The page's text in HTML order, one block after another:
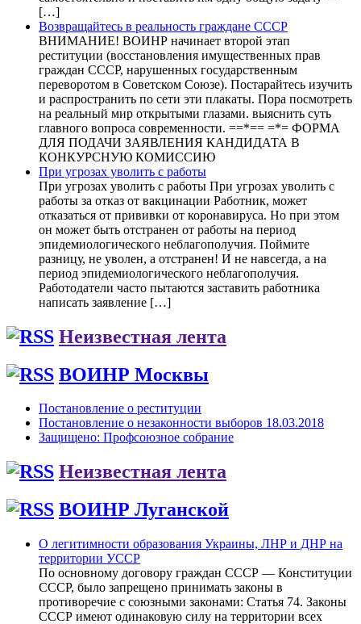
[…]
Возвращайтесь в реальность граждане СССР
ВНИМАНИЕ! ВОИНР начинает второй этап
реституции (восстановления имущественных прав
граждан СССР, нарушенных государственным
переворотом в Советском Союзе). Постарайтесь изучить
и распространить по сети эти плакаты. Пора посмотреть
на реальный мир открытыми глазами. выяснить суть
главного вопроса современности. ==*== =*= ФОРМА
ДЛЯ ПОДАЧИ ЗАЯВЛЕНИЯ КАНДИДАТА В
КОНКУРСНУЮ КОМИССИЮ
При угрозах уволить с работы
При угрозах уволить с работы При угрозах уволить с
работы за отказ от вакцинации Работник, может
отказаться от прививки от коронавируса. Но при этом
он может быть отстранен от работы на период
эпидемиологического неблагополучия. Поймите
разницу, не уволен, а отстранен! И не навсегда, а на
период эпидемиологического неблагополучия.
Работодатели часто пытаются заставить работника
написать заявление […]
Неизвестная лента
ВОИНР Москвы
Постановление о реституции
Постановление о незаконности выборов 18.03.2018
Защищено: Профсоюзное собрание
Неизвестная лента
ВОИНР Луганской
О легитимности образования Украины, ЛНР и ДНР на
территории УССР
По основному договору граждан СССР — Конституции
СССР, было запрещено принимать законы в
противоречие с союзными законами: Статья 74. Законы
СССР имеют одинаковую силу на территории всех